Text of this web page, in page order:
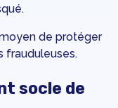
de protéger
frauduleuses.
socle de